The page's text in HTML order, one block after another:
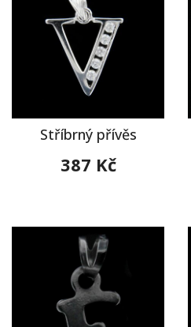
Stříbrný přívěs
387 Kč